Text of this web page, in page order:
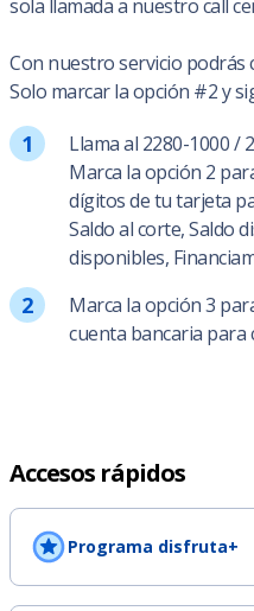
sola llamada a nuestro call
Con nuestro servicio podrás
Solo marcar la opción #2 y
Llama al 2280-1000 /
Marca la opción 2
dígitos de tu tarjeta
Saldo al corte, Saldo
disponibles,
Marca la opción 3
cuenta bancaria para
Accesos rápidos
Programa disfruta+